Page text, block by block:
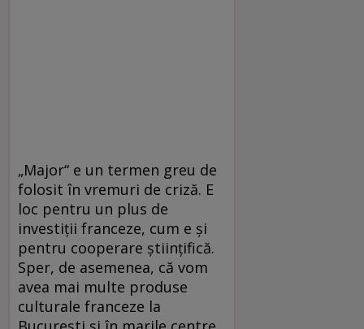
„Major“ e un termen greu de
folosit în vremuri de criză. E
loc pentru un plus de
investiţii franceze, cum e şi
pentru cooperare ştiinţifică.
Sper, de asemenea, că vom
avea mai multe produse
culturale franceze la